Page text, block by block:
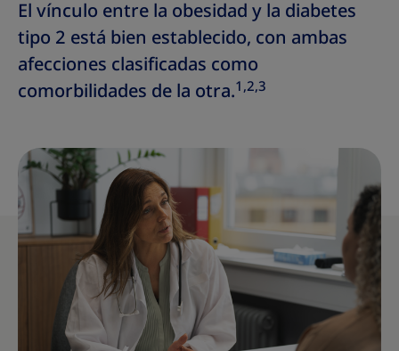
El vínculo entre la obesidad y la diabetes
tipo 2 está bien establecido, con ambas
afecciones clasificadas como
comorbilidades de la otra.1,2,3